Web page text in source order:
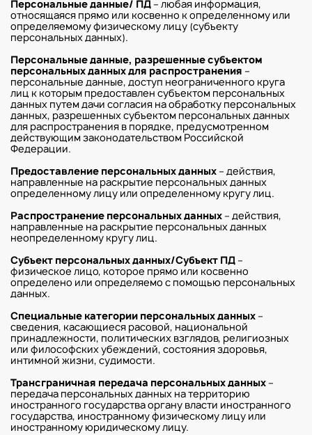
Персональные данные/ ПД – любая информация,
относящаяся прямо или косвенно к определенному или
определяемому физическому лицу (субъекту
персональных данных).
Персональные данные, разрешенные субъектом
персональных данных для распространения –
персональные данные, доступ неограниченного круга
лиц к которым предоставлен субъектом персональных
данных путем дачи согласия на обработку персональных
данных, разрешенных субъектом персональных данных
для распространения в порядке, предусмотренном
действующим законодательством Российской
Федерации.
Предоставление персональных данных – действия,
направленные на раскрытие персональных данных
определенному лицу или определенному кругу лиц.
Распространение персональных данных – действия,
направленные на раскрытие персональных данных
неопределенному кругу лиц.
Субъект персональных данных/Субъект ПД –
физическое лицо, которое прямо или косвенно
определено или определяемо с помощью персональных
данных.
Специальные категории персональных данных –
сведения, касающиеся расовой, национальной
принадлежности, политических взглядов, религиозных
или философских убеждений, состояния здоровья,
интимной жизни, судимости.
Трансграничная передача персональных данных –
передача персональных данных на территорию
иностранного государства органу власти иностранного
государства, иностранному физическому лицу или
иностранному юридическому лицу.